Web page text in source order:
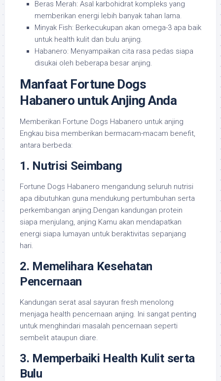
Beras Merah: Asal karbohidrat kompleks yang
memberikan energi lebih banyak tahan lama.
Minyak Fish: Berkecukupan akan omega-3 apa baik
untuk health kulit dan bulu anjing.
Habanero: Menyampaikan cita rasa pedas siapa
disukai oleh beberapa besar anjing.
Manfaat Fortune Dogs
Habanero untuk Anjing Anda
Memberikan Fortune Dogs Habanero untuk anjing
Engkau bisa memberikan bermacam-macam benefit,
antara berbeda:
1. Nutrisi Seimbang
Fortune Dogs Habanero mengandung seluruh nutrisi
apa dibutuhkan guna mendukung pertumbuhan serta
perkembangan anjing.Dengan kandungan protein
siapa menjulang, anjing Kamu akan mendapatkan
energi siapa lumayan untuk beraktivitas sepanjang
hari.
2. Memelihara Kesehatan
Pencernaan
Kandungan serat asal sayuran fresh menolong
menjaga health pencernaan anjing. Ini sangat penting
untuk menghindari masalah pencernaan seperti
sembelit ataupun diare.
3. Memperbaiki Health Kulit serta
Bulu